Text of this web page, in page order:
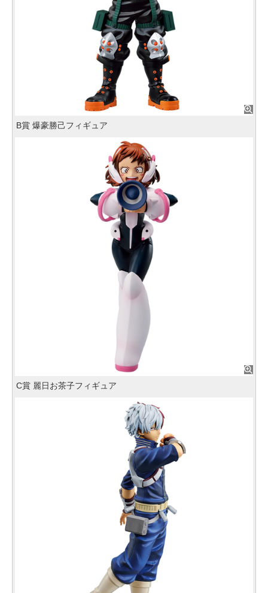
B賞 爆豪勝己フィギュア
C賞 麗日お茶子フィギュア